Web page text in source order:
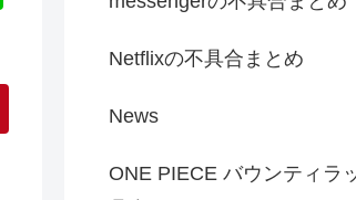
Netflixの不具合まとめ
News
ONE PIECE バウンティラ